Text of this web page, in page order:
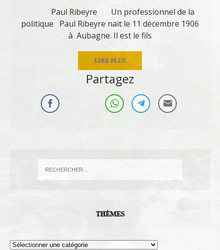
Paul Ribeyre Un professionnel de la
politique Paul Ribeyre nait le 11 décembre 1906
à Aubagne. Il est le fils
LIRE PLUS
Partagez
THÈMES
Thèmes